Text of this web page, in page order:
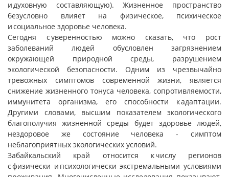
и духовную составляющую). Жизненное пространство
безусловно влияет на физическое, психическое
и социальное здоровье человека.
Сегодня с уверенностью можно сказать, что рост
заболеваний людей обусловлен загрязнением
окружающей природной среды, разрушением
экологической безопасности. Одним из чрезвычайно
тревожных симптомов современной жизни, является
снижение жизненного тонуса человека, сопротивляемости,
иммунитета организма, его способности к адаптации.
Другими словами, высшим показателем экологического
благополучия жизненной среды будет здоровье людей,
нездоровое же состояние человека - симптом
неблагоприятных экологических условий.
Забайкальский край относится к числу регионов
с физически и психологически экстремальными условиями